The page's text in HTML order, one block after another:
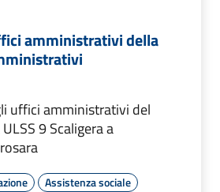
amministrativi della
uffici amministrativi del
9 Scaligera a
Assistenza sociale